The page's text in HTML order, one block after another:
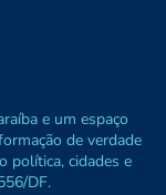
e um espaço
de verdade
política, cidades e
DF.